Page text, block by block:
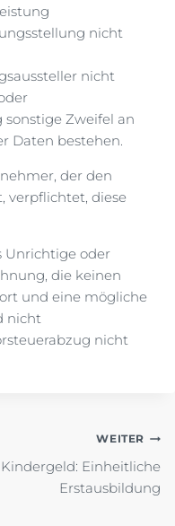
nicht
nicht
Zweifel an
Daten bestehen.
der den
verpflichtet, diese
Unrichtige oder
die keinen
und eine mögliche
nicht
nicht
WEITER
Kindergeld: Einheitliche
Erstausbildung